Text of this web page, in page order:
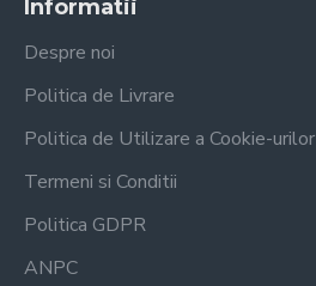
Informatii
Despre noi
Politica de Livrare
Politica de Utilizare a Cookie-urilor
Termeni si Conditii
Politica GDPR
ANPC